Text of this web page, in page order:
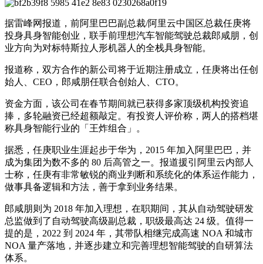
据雷峰网报道，前阿里巴巴副总裁/阿里云中国区总裁任庚将
投身具身智能创业，联手前理想汽车智能驾驶总裁郎咸朋，创
业方向为对标特斯拉人形机器人的全栈具身智能。
报道称，双方合作的新公司将于近期注册成立，任庚将出任创
始人、CEO，郎咸朋任联合创始人、CTO。
资金方面，该公司在春节期间就已获得多家顶级机构投资追
捧，多轮融资已经超额敲定。有投资人评价称，两人的搭档堪
称具身智能行业的「王炸组合」。
据悉，任庚职业生涯起步于华为，2015 年加入阿里巴巴，并
成为集团为数不多的 80 后高管之一。报道援引阿里云内部人
士称，任庚有非常敏锐的商业判断和系统化的体系运作能力，
做事具备逻辑和方法，善于拿到业务结果。
郎咸朋则为 2018 年加入理想，在职期间，其从自动驾驶研发
总监做到了自动驾驶高级副总裁，职级最高达 24 级。值得一
提的是，2022 到 2024 年，其带队相继完成高速 NOA 和城市
NOA 量产落地，并逐步建立和完善理想智能驾驶的自研算法
体系。